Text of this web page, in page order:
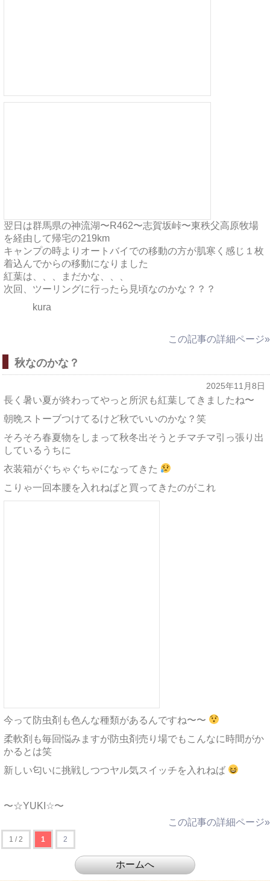
翌日は群馬県の神流湖〜R462〜志賀坂峠〜東秩父高原牧場
を経由して帰宅の219km
キャンプの時よりオートバイでの移動の方が肌寒く感じ１枚
着込んでからの移動になりました
紅葉は、、、まだかな、、、
次回、ツーリングに行ったら見頃なのかな？？？
kura
この記事の詳細ページ»
秋なのかな？
2025年11月8日
長く暑い夏が終わってやっと所沢も紅葉してきましたね〜
朝晩ストーブつけてるけど秋でいいのかな？笑
そろそろ春夏物をしまって秋冬出そうとチマチマ引っ張り出
しているうちに
衣装箱がぐちゃぐちゃになってきた
こりゃ一回本腰を入れねばと買ってきたのがこれ
今って防虫剤も色んな種類があるんですね〜〜
柔軟剤も毎回悩みますが防虫剤売り場でもこんなに時間がか
かるとは笑
新しい匂いに挑戦しつつヤル気スイッチを入れねば
〜☆YUKI☆〜
この記事の詳細ページ»
1 / 2 1 2